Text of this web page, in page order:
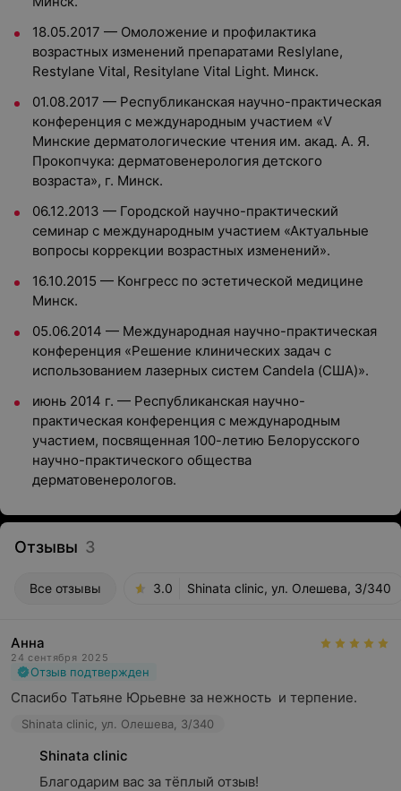
18.05.2017 — Омоложение и профилактика
возрастных изменений препаратами Reslylane,
Restylane Vital, Resitylane Vital Light. Минск.
01.08.2017 — Республиканская научно-практическая
конференция с международным участием «V
Минские дерматологические чтения им. акад. А. Я.
Прокопчука: дерматовенерология детского
возраста», г. Минск.
06.12.2013 — Городской научно-практический
семинар с международным участием «Актуальные
вопросы коррекции возрастных изменений».
16.10.2015 — Конгресс по эстетической медицине
Минск.
05.06.2014 — Международная научно-практическая
конференция «Решение клинических задач с
использованием лазерных систем Candela (США)».
июнь 2014 г. — Республиканская научно-
практическая конференция с международным
участием, посвященная 100-летию Белорусского
научно-практического общества
дерматовенерологов.
Отзывы 3
Все отзывы 3.0 Shinata clinic, ул. Олешева, 3/340
Анна
24 сентября 2025
Отзыв подтвержден
Спасибо Татьяне Юрьевне за нежность  и терпение.
Shinata clinic, ул. Олешева, 3/340
Shinata clinic
Благодарим вас за тёплый отзыв!